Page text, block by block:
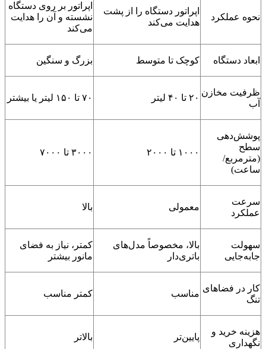
نحوه عملکرد
اپراتور دستگاه را از پشت
هدایت می‌کند
اپراتور بر روی دستگاه
نشسته و آن را هدایت
می‌کند
ابعاد دستگاه کوچک تا متوسط بزرگ و سنگین
ظرفیت مخازن
آب
۲۰ تا ۴۰ لیتر ۷۰ تا ۱۵۰ لیتر یا بیشتر
پوشش‌دهی
سطح
(مترمربع/
ساعت)
۱۰۰۰ تا ۲۰۰۰ ۳۰۰۰ تا ۷۰۰۰
سرعت
عملکرد
معمولی بالا
سهولت
جابه‌جایی
بالا، مخصوصاً مدل‌های
باتری‌دار
کمتر، نیاز به فضای
مانور بیشتر
کار در فضاهای
تنگ
مناسب کمتر مناسب
هزینه خرید و
نگهداری
پایین‌تر بالاتر